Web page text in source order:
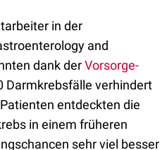
in der
and
dank derVorsorge-
Darmkrebsfälle verhindert
entdeckten die
in einem früheren
sehr viel besser